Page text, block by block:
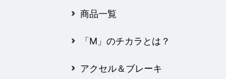
2025年1月
商品一覧
「M」のチカラとは？
アクセル＆ブレーキ